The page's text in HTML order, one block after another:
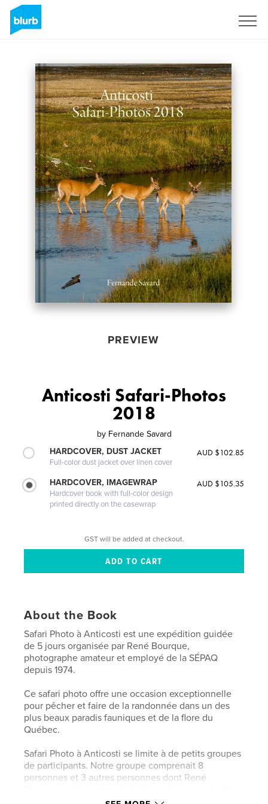
PREVIEW
Anticosti Safari-Photos
2018
by Fernande Savard
HARDCOVER, DUST JACKET
Full-color dust jacket over linen cover
AUD $102.85
HARDCOVER, IMAGEWRAP
Hardcover book with full-color design
printed directly on the casewrap
AUD $105.35
GST will be added at checkout.
About the Book
Safari Photo à Anticosti est une expédition guidée
de 5 jours organisée par René Bourque,
photographe amateur et employé de la SÉPAQ
depuis 1974.
Ce safari photo offre une occasion exceptionnelle
pour pêcher et faire de la randonnée dans un des
plus beaux paradis fauniques et de la flore du
Québec.
Safari Photo à Anticosti se limite à de petits groupes
de participants. Notre groupe comprenait 8
personnes et 3 autres personnes dont René
la chef cuisinière Claire Simard et le photographe